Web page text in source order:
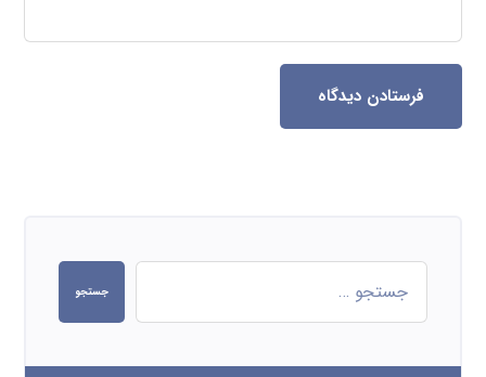
فرستادن دیدگاه
جستجو